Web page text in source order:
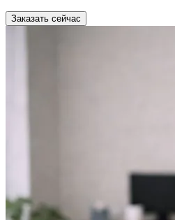
Заказать сейчас